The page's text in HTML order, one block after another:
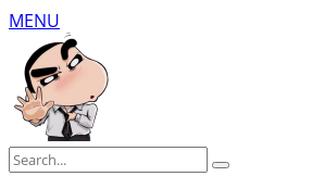
MENU